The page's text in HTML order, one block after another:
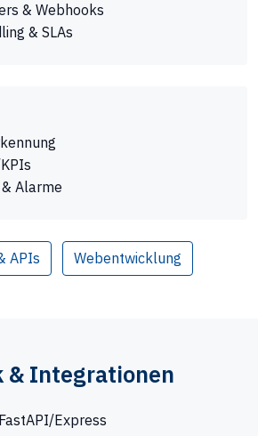
& Webhooks
& SLAs
Alarme
APIs Webentwicklung
& Integrationen
Express